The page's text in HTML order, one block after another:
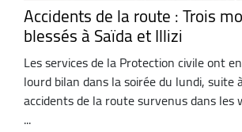
Accidents de la route : Trois
blessés à Saïda et Illizi
Les services de la Protection civile ont
lourd bilan dans la soirée du lundi, suite
accidents de la route survenus dans les
...